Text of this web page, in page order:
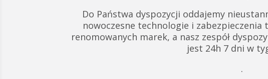
Do Państwa dyspozycji oddajemy
nowoczesne technologie i zabezpieczenia
renomowanych marek, a nasz zespół
jest 24h 7 dni w
.